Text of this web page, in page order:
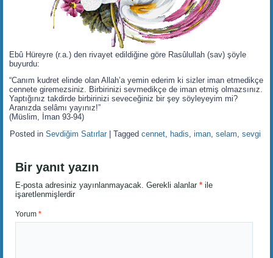
Ebû Hüreyre (r.a.) den rivayet edildiğine göre Rasûlullah (sav) şöyle
buyurdu:
“Canım kudret elinde olan Allah’a yemin ederim ki sizler iman etmedikçe
cennete giremezsiniz. Birbirinizi sevmedikçe de iman etmiş olmazsınız.
Yaptığınız takdirde birbirinizi seveceğiniz bir şey söyleyeyim mi?
Aranızda selâmı yayınız!”
(Müslim, İman 93-94)
Posted in Sevdiğim Satırlar |Tagged cennet, hadis,iman,selam,sevgi
Bir yanıt yazın
E-posta adresiniz yayınlanmayacak. Gerekli alanlar* ile
işaretlenmişlerdir
Yorum*